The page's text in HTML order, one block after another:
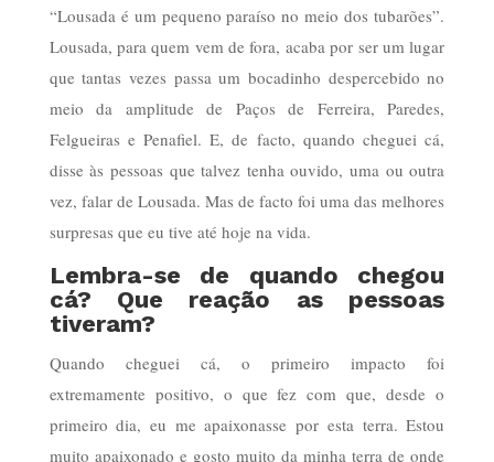
“Lousada é um pequeno paraíso no meio dos tubarões”.
Lousada, para quem vem de fora, acaba por ser um lugar
que tantas vezes passa um bocadinho despercebido no
meio da amplitude de Paços de Ferreira, Paredes,
Felgueiras e Penafiel. E, de facto, quando cheguei cá,
disse às pessoas que talvez tenha ouvido, uma ou outra
vez, falar de Lousada. Mas de facto foi uma das melhores
surpresas que eu tive até hoje na vida.
Lembra-se de quando chegou
cá? Que reação as pessoas
tiveram?
Quando cheguei cá, o primeiro impacto foi
extremamente positivo, o que fez com que, desde o
primeiro dia, eu me apaixonasse por esta terra. Estou
muito apaixonado e gosto muito da minha terra de onde